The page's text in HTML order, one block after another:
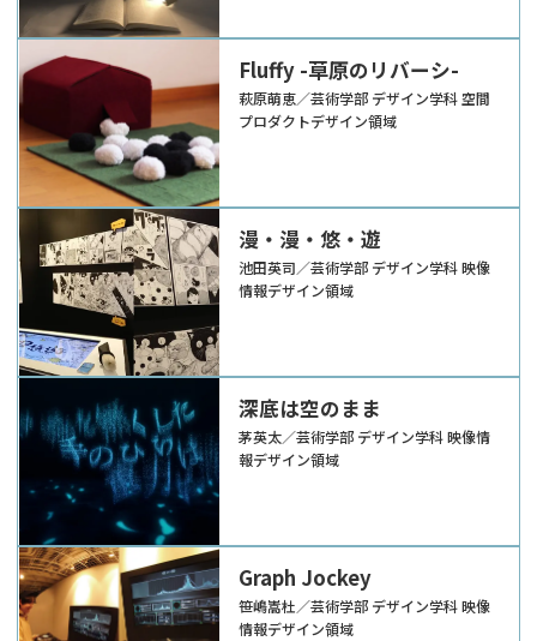
Fluffy -草原のリバーシ-
萩原萌恵／芸術学部 デザイン学科 空間
プロダクトデザイン領域
漫・漫・悠・遊
池田英司／芸術学部 デザイン学科 映像
情報デザイン領域
深底は空のまま
茅英太／芸術学部 デザイン学科 映像情
報デザイン領域
Graph Jockey
笹嶋嵩杜／芸術学部 デザイン学科 映像
情報デザイン領域